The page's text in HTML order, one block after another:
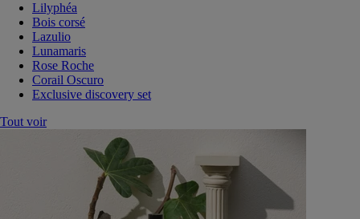
Lilyphéa
Bois corsé
Lazulio
Lunamaris
Rose Roche
Corail Oscuro
Exclusive discovery set
Tout voir